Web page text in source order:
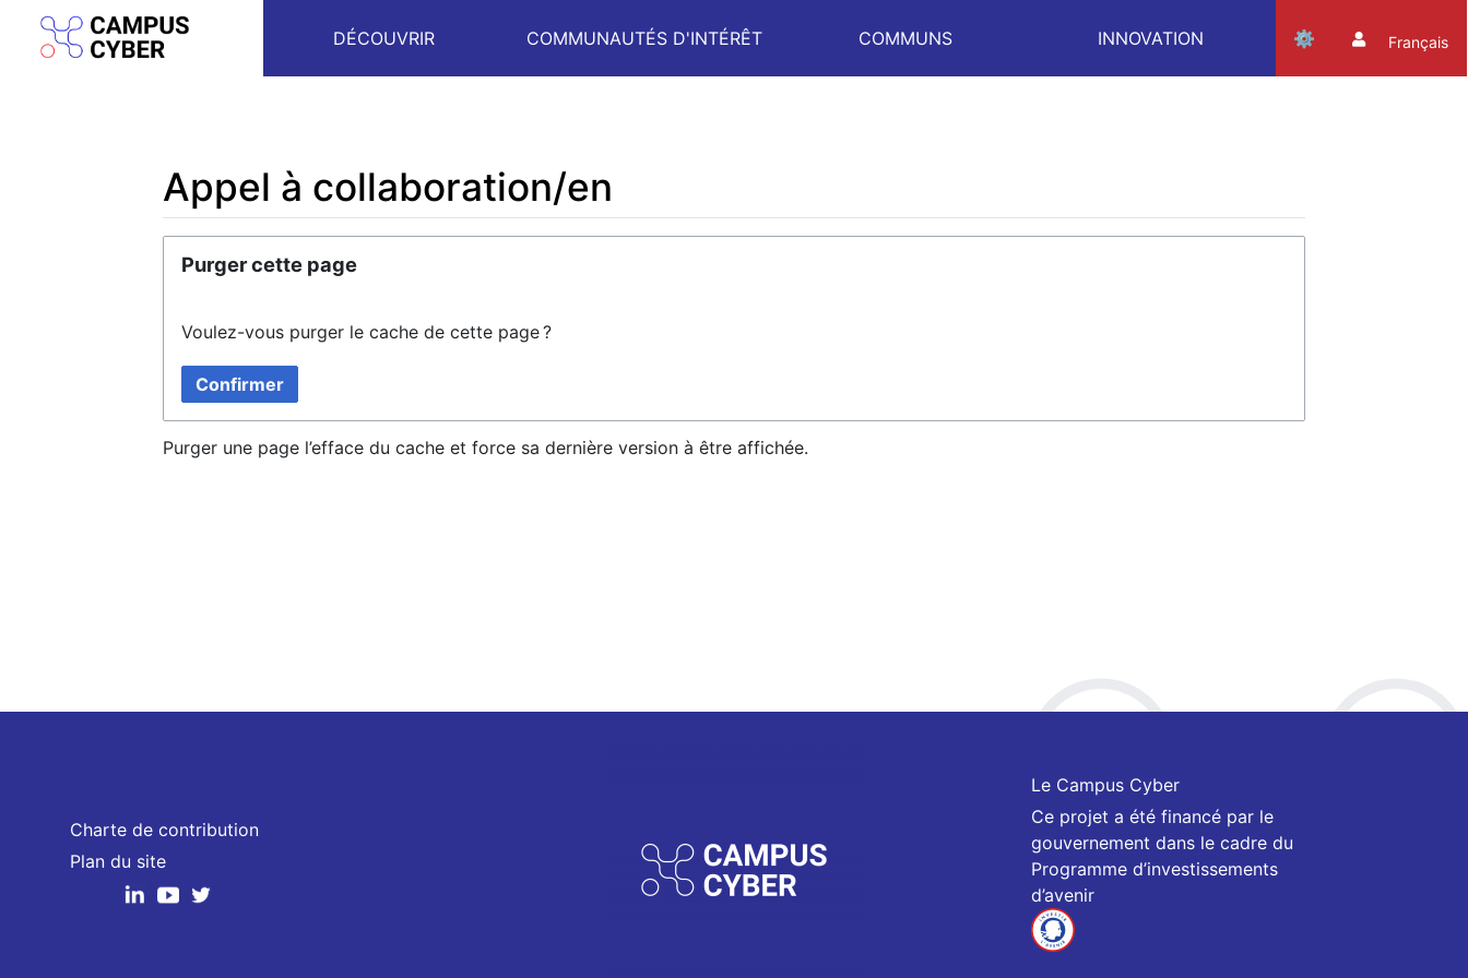
DÉCOUVRIR COMMUNAUTÉS D'INTÉRÊT COMMUNS INNOVATION Français
Appel à collaboration/en
Purger cette page
Voulez-vous purger le cache de cette page ?
Confirmer
Purger une page l’efface du cache et force sa dernière version à être affichée.
Charte de contribution
Plan du site
Le Campus Cyber
Ce projet a été financé par le
gouvernement dans le cadre du
Programme d’investissements
d’avenir